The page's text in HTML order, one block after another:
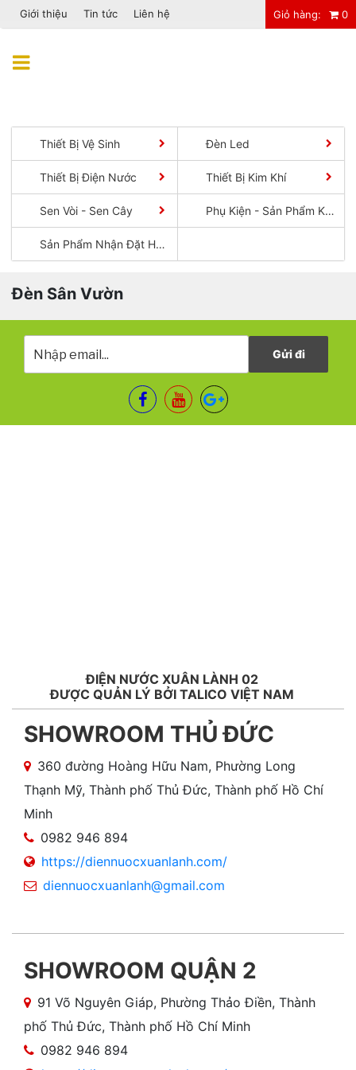
Giới thiệu Tin tức Liên hệ Giỏ hàng: 0
đến
Thiết Bị Vệ Sinh Đèn Led
Thiết Bị Điện Nước Thiết Bị Kim Khí
Sen Vòi - Sen Cây Phụ Kiện - Sản Phẩm Khác
Sản Phẩm Nhận Đặt Hàng
Đèn Sân Vườn
ĐIỆN NƯỚC XUÂN LÀNH 02
ĐƯỢC QUẢN LÝ BỞI TALICO VIỆT NAM
SHOWROOM THỦ ĐỨC
360 đường Hoàng Hữu Nam, Phường Long
Thạnh Mỹ, Thành phố Thủ Đức, Thành phố Hồ Chí
Minh
0982 946 894
https://diennuocxuanlanh.com/
diennuocxuanlanh@gmail.com
SHOWROOM QUẬN 2
91 Võ Nguyên Giáp, Phường Thảo Điền, Thành
phố Thủ Đức, Thành phố Hồ Chí Minh
0982 946 894